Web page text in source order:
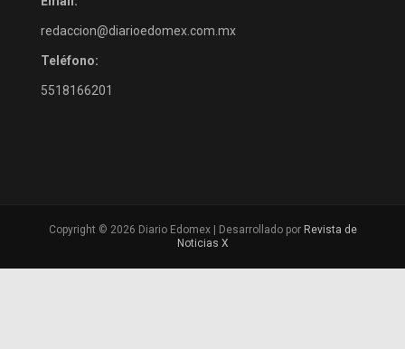
redaccion@diarioedomex.com.mx
Teléfono:
5518166201
Copyright © 2026 Diario Edomex | Desarrollado por Revista de
Noticias X